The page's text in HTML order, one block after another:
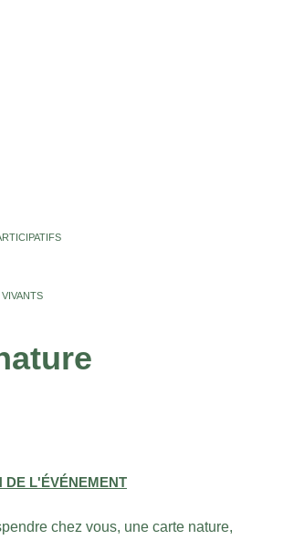
DE L'ÉVÉNEMENT
chez vous, une carte nature,